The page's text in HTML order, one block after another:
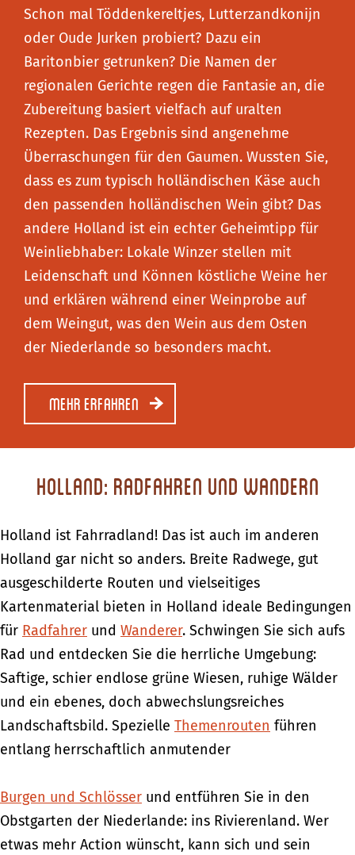
Schon mal Töddenkereltjes, Lutterzandkonijn
oder Oude Jurken probiert? Dazu ein
Baritonbier getrunken? Die Namen der
regionalen Gerichte regen die Fantasie an, die
Zubereitung basiert vielfach auf uralten
Rezepten. Das Ergebnis sind angenehme
Überraschungen für den Gaumen. Wussten Sie,
dass es zum typisch holländischen Käse auch
den passenden holländischen Wein gibt? Das
andere Holland ist ein echter Geheimtipp für
Weinliebhaber: Lokale Winzer stellen mit
Leidenschaft und Können köstliche Weine her
und erklären während einer Weinprobe auf
dem Weingut, was den Wein aus dem Osten
der Niederlande so besonders macht.
Mehr erfahren
Holland: Radfahren und wandern
Holland ist Fahrradland! Das ist auch im anderen
Holland gar nicht so anders. Breite Radwege, gut
ausgeschilderte Routen und vielseitiges
Kartenmaterial bieten in Holland ideale Bedingungen
für Radfahrer und Wanderer. Schwingen Sie sich aufs
Rad und entdecken Sie die herrliche Umgebung:
Saftige, schier endlose grüne Wiesen, ruhige Wälder
und ein ebenes, doch abwechslungsreiches
Landschaftsbild. Spezielle Themenrouten führen
entlang herrschaftlich anmutender
Burgen und Schlösser und entführen Sie in den
Obstgarten der Niederlande: ins Rivierenland. Wer
etwas mehr Action wünscht, kann sich und sein